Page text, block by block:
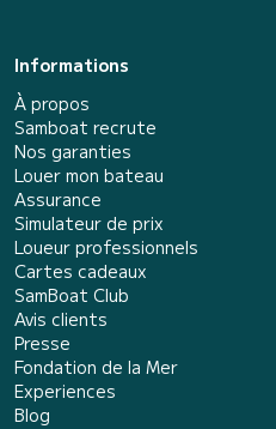
Informations
À propos
Samboat recrute
Nos garanties
Louer mon bateau
Assurance
Simulateur de prix
Loueur professionnels
Cartes cadeaux
SamBoat Club
Avis clients
Presse
Fondation de la Mer
Experiences
Blog